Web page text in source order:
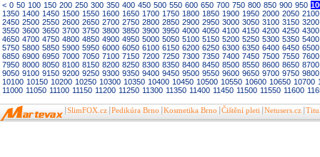
< 0 50 100 150 200 250 300 350 400 450 500 550 600 650 700 750 800 850 900 950
1350 1400 1450 1500 1550 1600 1650 1700 1750 1800 1850 1900 1950 2000 2050 2100
2450 2500 2550 2600 2650 2700 2750 2800 2850 2900 2950 3000 3050 3100 3150 3200
3550 3600 3650 3700 3750 3800 3850 3900 3950 4000 4050 4100 4150 4200 4250 4300
4650 4700 4750 4800 4850 4900 4950 5000 5050 5100 5150 5200 5250 5300 5350 5400
5750 5800 5850 5900 5950 6000 6050 6100 6150 6200 6250 6300 6350 6400 6450 6500
6850 6900 6950 7000 7050 7100 7150 7200 7250 7300 7350 7400 7450 7500 7550 7600
7950 8000 8050 8100 8150 8200 8250 8300 8350 8400 8450 8500 8550 8600 8650 8700
9050 9100 9150 9200 9250 9300 9350 9400 9450 9500 9550 9600 9650 9700 9750 9800
10100 10150 10200 10250 10300 10350 10400 10450 10500 10550 10600 10650 10700
11000 11050 11100 11150 11200 11250 11300 11350 11400 11450 11500 11550 11600
SlimFOX.cz Pedikúra Brno Kosmetika Brno Čištění pleti Netusers.cz